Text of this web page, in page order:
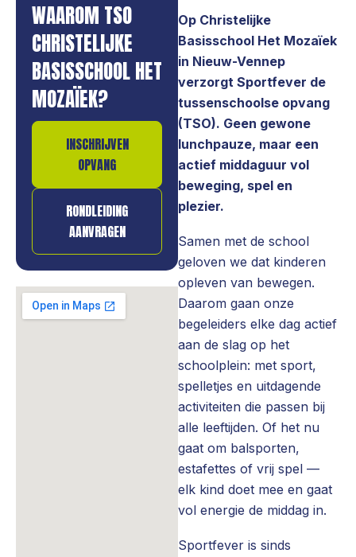
Op Christelijke
Basisschool Het Mozaïek
in Nieuw-Vennep
verzorgt Sportfever de
tussenschoolse opvang
(TSO). Geen gewone
lunchpauze, maar een
actief middaguur vol
beweging, spel en
plezier.
Samen met de school
geloven we dat kinderen
opleven van bewegen.
Daarom gaan onze
begeleiders elke dag actief
aan de slag op het
schoolplein: met sport,
spelletjes en uitdagende
activiteiten die passen bij
alle leeftijden. Of het nu
gaat om balsporten,
estafettes of vrij spel —
elk kind doet mee en gaat
vol energie de middag in.
Sportfever is sinds
WAAROM TSO
CHRISTELIJKE
BASISSCHOOL HET
MOZAÏEK?
INSCHRIJVEN
OPVANG
RONDLEIDING
AANVRAGEN